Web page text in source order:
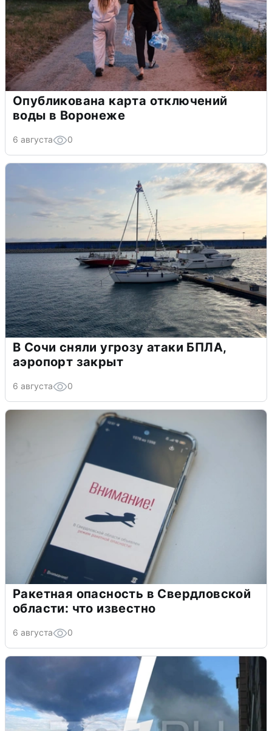
Опубликована карта отключений
воды в Воронеже
6 августа 0
В Сочи сняли угрозу атаки БПЛА,
аэропорт закрыт
6 августа 0
Ракетная опасность в Свердловской
области: что известно
6 августа 0